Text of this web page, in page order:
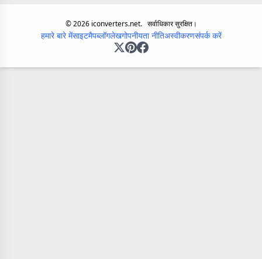
©2026iconverters.net. सर्वाधिकार सुरक्षित।
हमारे बारे मेंसाइटमैपब्लॉगलेखगोपनीयता नीतिअस्वीकरणसंपर्क करें